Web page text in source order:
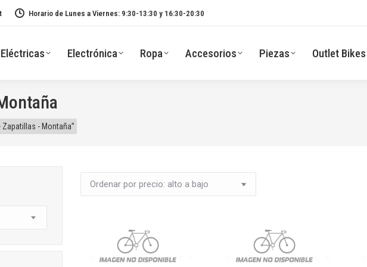
Horario de Lunes a Viernes: 9:30-13:30 y 16:30-20:30
Eléctricas Electrónica Ropa Accesorios Piezas Outlet Bikes
- Montaña”